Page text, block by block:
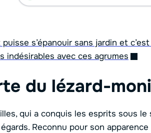
s’épanouir sans jardin et
indésirables avec ces agrumes
du lézard-
qui a conquis les esprits sous le
Reconnu pour son